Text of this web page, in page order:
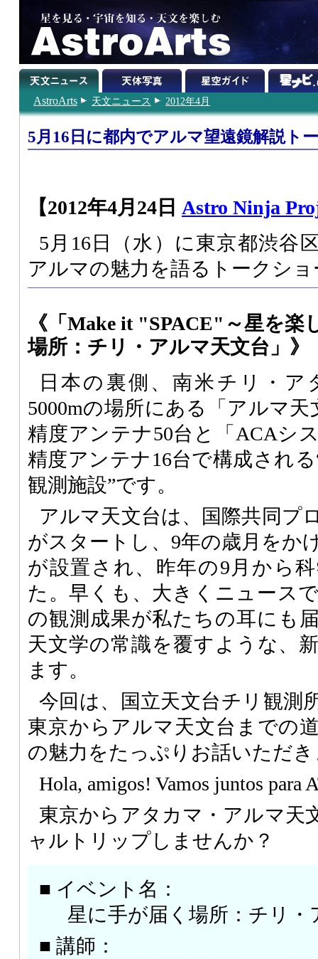
AstroArts 天文ニュース 2012年4月
5月16日に都内でアルマ望遠鏡解説ト
【2012年4月24日 Astro Ninja
5月16日（水）に東京都渋谷
アルマの魅力を語るトークシ
《「Make it "SPACE"～星を楽
場所：チリ・アルマ天文台」》
日本の裏側、南米チリ・ア
5000mの場所にある「アルマ天
精度アンテナ50台と「ACAシ
精度アンテナ16台で構成され
観測施設”です。
アルマ天文台は、国際共同プ
がスタートし、9年の歳月をか
が設置され、昨年の9月から
た。早くも、大きくニュース
の観測成果が私たちの耳にも
天文学の常識を覆すような、
ます。
今回は、国立天文台チリ観測
東京からアルマ天文台までの
の魅力をたっぷりお話いただ
Hola, amigos! Vamos juntos para
東京からアタカマ・アルマ天
ャルトリップしませんか？
■ イベント名：
星に手が届く場所：チリ・
■ 講師：